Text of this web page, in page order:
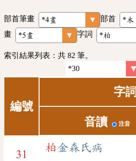
部首筆畫 部首
畫
字詞
索引結果列表：共 82 筆。
編號
字詞
音讀 注音
31
柏 金森氏病